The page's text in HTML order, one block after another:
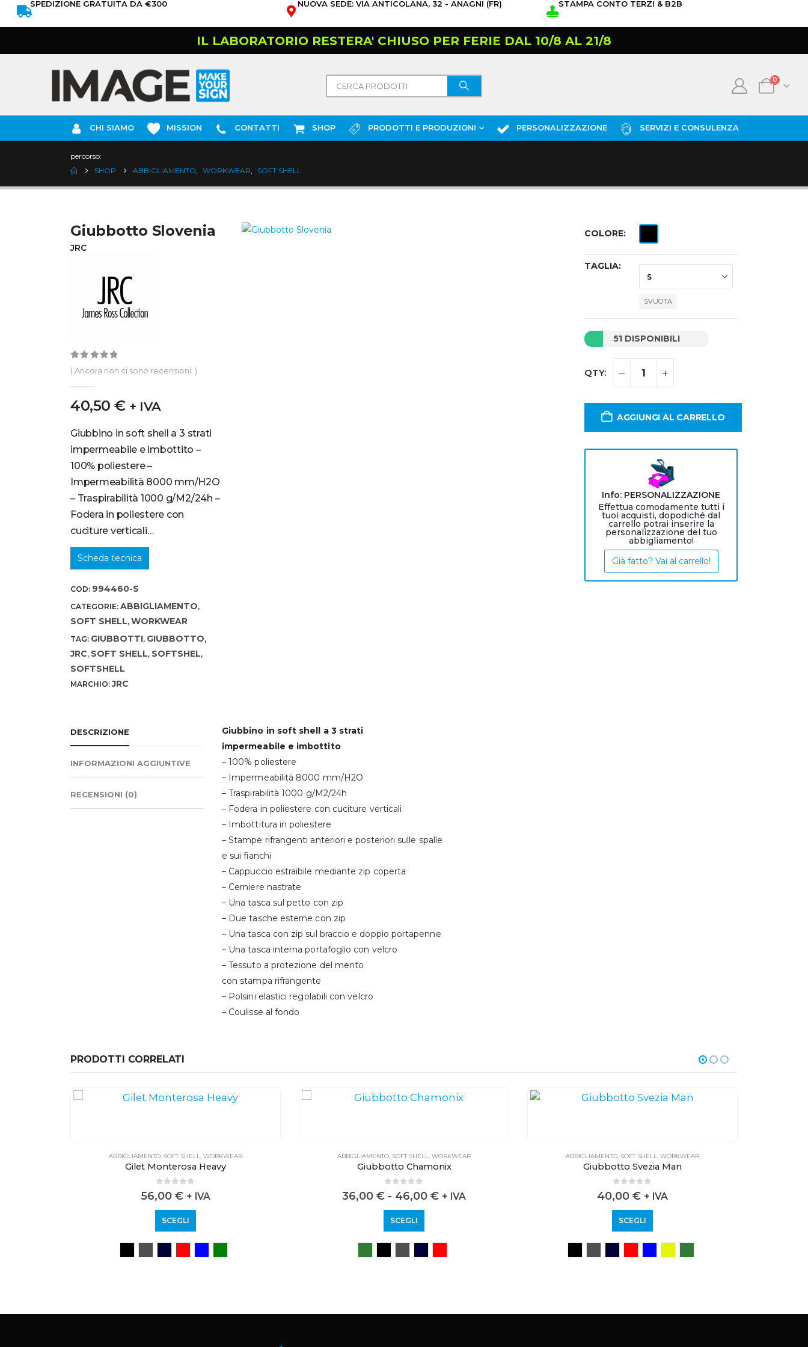
SPEDIZIONE GRATUITA DA €300 NUOVA SEDE: VIA ANTICOLANA, 32 - ANAGNI (FR) STAMPA CONTO TERZI & B2B
IL LABORATORIO RESTERA' CHIUSO PER FERIE DAL 10/8 AL 21/8
0
CHI SIAMO MISSION CONTATTI SHOP PRODOTTI E PRODUZIONI PERSONALIZZAZIONE SERVIZI E CONSULENZA
percorso:
SHOP
ABBIGLIAMENTO, WORKWEAR, SOFT SHELL
Giubbotto Slovenia
JRC
0out of 5
( Ancora non ci sono recensioni. )
40,50€ + IVA
Giubbino in soft shell a 3 strati
impermeabile e imbottito –
100% poliestere –
Impermeabilità 8000 mm/H2O
– Traspirabilità 1000 g/M2/24h –
Fodera in poliestere con
cuciture verticali…
Scheda tecnica
COD: 994460-S
CATEGORIE: ABBIGLIAMENTO,
SOFT SHELL, WORKWEAR
TAG: GIUBBOTTI, GIUBBOTTO,
JRC, SOFT SHELL, SOFTSHEL,
SOFTSHELL
MARCHIO:JRC
COLORE
TAGLIA
SVUOTA
51 DISPONIBILI
AGGIUNGI AL CARRELLO
Info: PERSONALIZZAZIONE
Effettua comodamente tutti i
tuoi acquisti, dopodiché dal
carrello potrai inserire la
personalizzazione del tuo
abbigliamento!
Già fatto? Vai al carrello!
DESCRIZIONE
INFORMAZIONI AGGIUNTIVE
RECENSIONI (0)
Giubbino in soft shell a 3 strati
impermeabile e imbottito
– 100% poliestere
– Impermeabilità 8000 mm/H2O
– Traspirabilità 1000 g/M2/24h
– Fodera in poliestere con cuciture verticali
– Imbottitura in poliestere
– Stampe rifrangenti anteriori e posteriori sulle spalle
e sui fianchi
– Cappuccio estraibile mediante zip coperta
– Cerniere nastrate
– Una tasca sul petto con zip
– Due tasche esterne con zip
– Una tasca con zip sul braccio e doppio portapenne
– Una tasca interna portafoglio con velcro
– Tessuto a protezione del mento
con stampa rifrangente
– Polsini elastici regolabili con velcro
– Coulisse al fondo
PRODOTTI CORRELATI
ABBIGLIAMENTO SOFT SHELL WORKWEAR
Gilet Monterosa Heavy
0out of 5
56,00 € + IVA
SCEGLI
ABBIGLIAMENTO SOFT SHELL WORKWEAR
Giubbotto Chamonix
out of 5
36,00 € - 46,00 € + IVA
SCEGLI
ABBIGLIAMENTO SOFT SHELL WORKWEAR
Giubbotto Svezia Man
0out of 5
40,00 € + IVA
SCEGLI